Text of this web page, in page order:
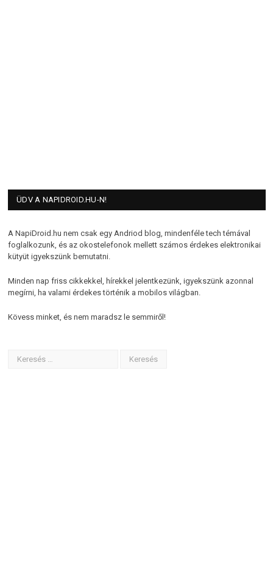
ÜDV A NAPIDROID.HU-N!
A NapiDroid.hu nem csak egy Andriod blog, mindenféle tech témával
foglalkozunk, és az okostelefonok mellett számos érdekes elektronikai
kütyüt igyekszünk bemutatni.
Minden nap friss cikkekkel, hírekkel jelentkezünk, igyekszünk azonnal
megírni, ha valami érdekes történik a mobilos világban.
Kövess minket, és nem maradsz le semmiről!